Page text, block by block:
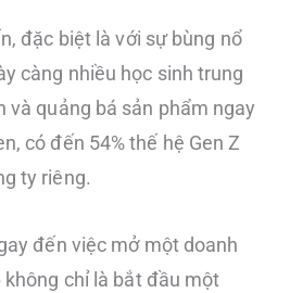
đặc biệt là với sự bùng nổ
càng nhiều học sinh trung
và quảng bá sản phẩm ngay
có đến 54% thế hệ Gen Z
ty riêng.
đến việc mở một doanh
chỉ là bắt đầu một